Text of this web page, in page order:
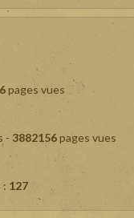
pages vues
- 3882156pages vues
: 127